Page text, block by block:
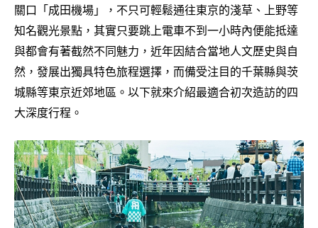
關口「成田機場」，不只可輕鬆通往東京的淺草、上野等
知名觀光景點，其實只要跳上電車不到一小時內便能抵達
與都會有著截然不同魅力，近年因結合當地人文歷史與自
然，發展出獨具特色旅程選擇，而備受注目的千葉縣與茨
城縣等東京近郊地區。以下就來介紹最適合初次造訪的四
大深度行程。